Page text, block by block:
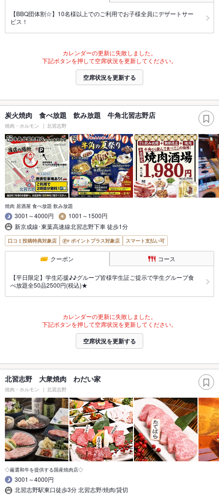
【BBQ団体割☆】10名様以上でのご利用でお子様全員にデザートサー
ビス！
カレンダーの更新に失敗しました。
下記ボタンを押して空席状況を更新してください。
空席状況を更新する
炭火焼肉 食べ放題 飲み放題 牛角北習志野店
焼肉・ホルモン 北習志野
焼肉 居酒屋 食べ放題 飲み放題
3001～4000円
1001～1500円
新京成線･東葉高速線北習志野下車 徒歩1分
口コミ投稿特典対象店 ポイントプラス対象店 スマート支払い可
クーポン コース
【平日限定】学生応援♪♪グループ皆様学生証ご提示で学生グループ食
べ放題全50品2500円(税込)★
カレンダーの更新に失敗しました。
下記ボタンを押して空席状況を更新してください。
空席状況を更新する
北習志野 大衆焼肉 わだい家
焼肉・ホルモン 北習志野
◇厳選和牛を提供する国産焼肉店◇
3001～4000円
北習志野駅東口徒歩3分 北習志野/焼肉/貸切